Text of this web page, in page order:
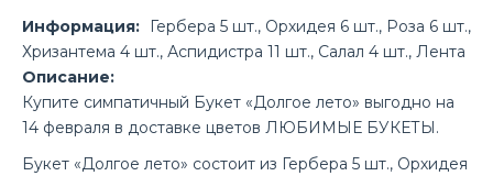
Информация:
Гербера 5 шт., Орхидея 6 шт., Роза 6 шт.,
Хризантема 4 шт., Аспидистра 11 шт., Салал 4 шт., Лента
Описание:
Купите симпатичный Букет «Долгое лето» выгодно на
14 февраля в доставке цветов ЛЮБИМЫЕ БУКЕТЫ.
Букет «Долгое лето» состоит из Гербера 5 шт., Орхидея